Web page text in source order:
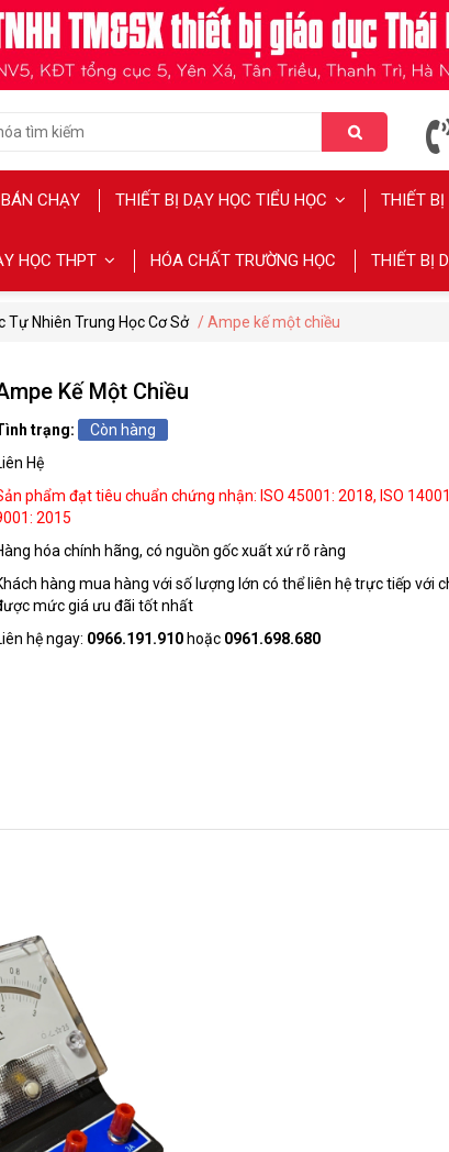
CHẠY THIẾT BỊ DẠY HỌC TIỂU HỌC THIẾT BỊ
HỌC THPT HÓA CHẤT TRƯỜNG HỌC THIẾT BỊ
Tự Nhiên Trung Học Cơ Sở / Ampe kế một chiều
Kế Một Chiều
trạng:
Còn hàng
Hệ
phẩm đạt tiêu chuẩn chứng nhận: ISO 45001: 2018, ISO
2015
hóa chính hãng, có nguồn gốc xuất xứ rõ ràng
hàng mua hàng với số lượng lớn có thể liên hệ trực tiếp với
mức giá ưu đãi tốt nhất
hệ ngay: 0966.191.910 hoặc 0961.698.680